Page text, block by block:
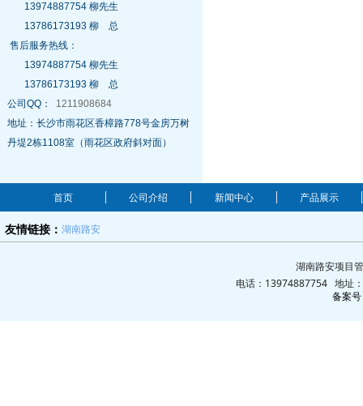
13974887754 柳先生
13786173193 柳 总
售后服务热线：
13974887754 柳先生
13786173193 柳 总
公司QQ： 1211908684
地址：长沙市雨花区香樟路778号金房万树
丹堤2栋1108室（雨花区政府斜对面）
首页 公司介绍 新闻中心 产品展示
湖南路安项目
电话：13974887754 地址
备案
友情链接： 湖南路安